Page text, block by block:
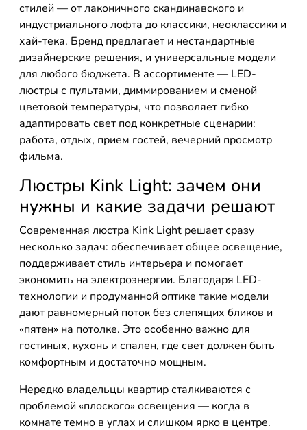
стилей — от лаконичного скандинавского и
индустриального лофта до классики, неоклассики и
хай-тека. Бренд предлагает и нестандартные
дизайнерские решения, и универсальные модели
для любого бюджета. В ассортименте — LED-
люстры с пультами, диммированием и сменой
цветовой температуры, что позволяет гибко
адаптировать свет под конкретные сценарии:
работа, отдых, прием гостей, вечерний просмотр
фильма.
Люстры Kink Light: зачем они
нужны и какие задачи решают
Современная люстра Kink Light решает сразу
несколько задач: обеспечивает общее освещение,
поддерживает стиль интерьера и помогает
экономить на электроэнергии. Благодаря LED-
технологии и продуманной оптике такие модели
дают равномерный поток без слепящих бликов и
«пятен» на потолке. Это особенно важно для
гостиных, кухонь и спален, где свет должен быть
комфортным и достаточно мощным.
Нередко владельцы квартир сталкиваются с
проблемой «плоского» освещения — когда в
комнате темно в углах и слишком ярко в центре.